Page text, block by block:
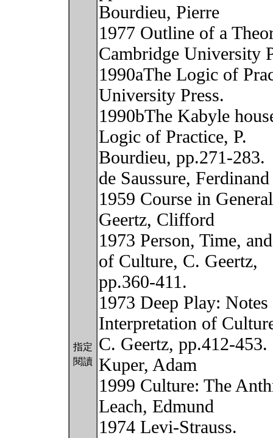
指定
閱讀
Bourdieu, Pierre
1977 Outline of a
Cambridge University
1990aThe Logic of
University Press.
1990bThe Kabyle
Logic of Practice, P.
Bourdieu, pp.271-283.
de Saussure, Ferdinand
1959 Course in
Geertz, Clifford
1973 Person, Time,
of Culture, C. Geertz,
pp.360-411.
1973 Deep Play:
Interpretation of
C. Geertz, pp.412-453.
Kuper, Adam
1999 Culture: The
Leach, Edmund
1974 Levi-Strauss.